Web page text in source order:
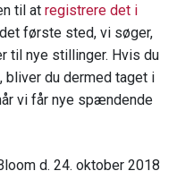
til at registrere det i
første sted, vi søger,
til nye stillinger. Hvis du
bliver du dermed taget i
vi får nye spændende
d. 24. oktober 2018